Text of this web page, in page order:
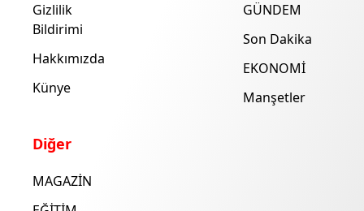
Gizlilik
Bildirimi
Hakkımızda
Künye
GÜNDEM
Son Dakika
EKONOMİ
Manşetler
Diğer
MAGAZİN